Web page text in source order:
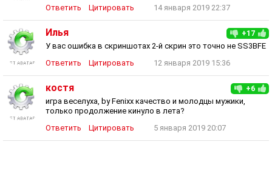
Ответить
Цитировать 14 января 2019 22:37
+17
Илья
У вас ошибка в скриншотах 2-й скрин это точно не SS3BFE
Ответить
Цитировать 12 января 2019 15:36
+6
костя
игра веселуха, by Fenixx качество и молодцы мужики,
только продолжение кинуло в лета?
Ответить
Цитировать 5 января 2019 20:07